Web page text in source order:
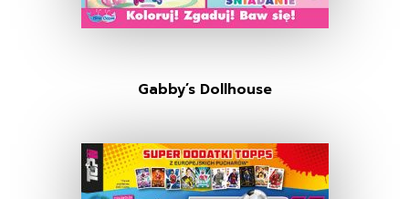
Gabby’s Dollhouse